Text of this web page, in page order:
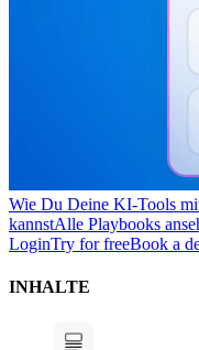
Wie Du Deine KI-Tools
kannstAlle Playbooks
LoginTry for freeBook a
INHALTE